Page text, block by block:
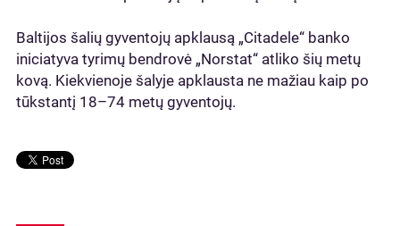
Baltijos šalių gyventojų apklausą „Citadele“ banko
iniciatyva tyrimų bendrovė „Norstat“ atliko šių metų
kovą. Kiekvienoje šalyje apklausta ne mažiau kaip po
tūkstantį 18–74 metų gyventojų.